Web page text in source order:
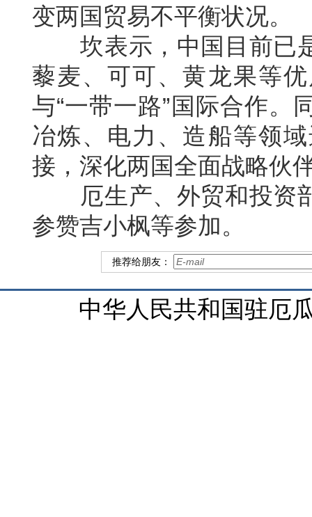
变两国贸易不平衡状况。
坎表示，中国目前已是
藜麦、可可、黄龙果等
与“一带一路”国际合作。
冶炼、电力、造船等领
接，深化两国全面战略伙
厄生产、外贸和投资部
参赞吉小枫等参加。
推荐给朋友：
中华人民共和国驻厄